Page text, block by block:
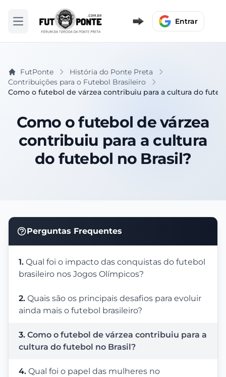
Abrir menu Entrar
FutPonte
História do Ponte Preta
Contribuições para o Futebol Brasileiro
Como o futebol de várzea contribuiu para a cultura do
Como o futebol de várzea
contribuiu para a cultura
do futebol no Brasil?
Perguntas Frequentes
1. Qual foi o impacto das conquistas do futebol
brasileiro nos Jogos Olímpicos?
2. Quais são os principais desafios para evoluir
ainda mais o futebol brasileiro?
3. Como o futebol de várzea contribuiu para a
cultura do futebol no Brasil?
4. Qual foi o papel das mulheres no